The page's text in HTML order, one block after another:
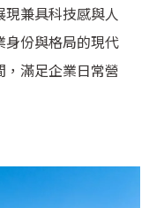
兼具科技感與人
身份與格局的現代
滿足企業日常營